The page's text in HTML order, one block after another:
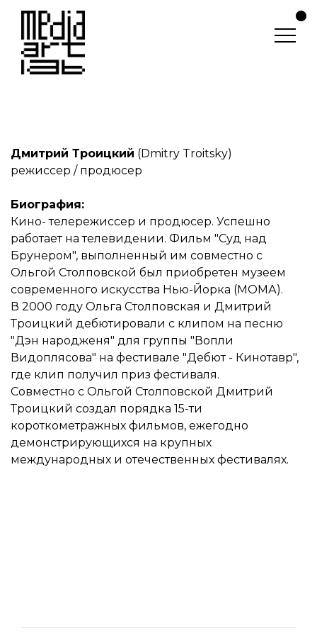
Дмитрий Троицкий (Dmitry Troitsky)
режиссер / продюсер
Биография:
Кино- телережиссер и продюсер. Успешно
работает на телевидении. Фильм "Суд над
Брунером", выполненный им совместно с
Ольгой Столповской был приобретен музеем
современного искусства Нью-Йорка (МОМА).
В 2000 году Ольга Столповская и Дмитрий
Троицкий дебютировали с клипом на песню
"Дэн народженя" для группы "Вопли
Видоплясова" на фестивале "Дебют - Кинотавр",
где клип получил приз фестиваля.
Совместно с Ольгой Столповской Дмитрий
Троицкий создал порядка 15-ти
короткометражных фильмов, ежегодно
демонстрирующихся на крупных
международных и отечественных фестивалях.